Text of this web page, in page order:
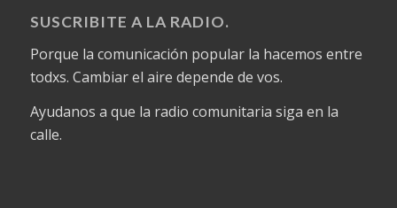
SUSCRIBITE A LA RADIO.
Porque la comunicación popular la hacemos entre
todxs. Cambiar el aire depende de vos.
Ayudanos a que la radio comunitaria siga en la
calle.